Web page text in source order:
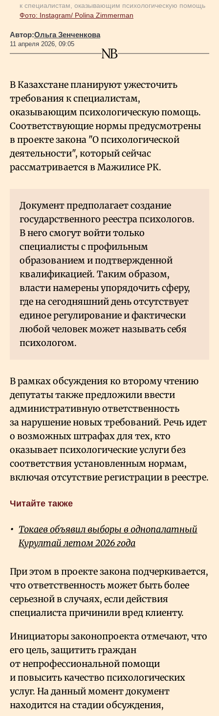
к специалистам, оказывающим психологическую помощь
Фото: Instagram/ Polina Zimmerman
Автор:Ольга Зенченкова
11 апреля 2026, 09:05
В Казахстане планируют ужесточить
требования к специалистам,
оказывающим психологическую помощь.
Соответствующие нормы предусмотрены
в проекте закона "О психологической
деятельности", который сейчас
рассматривается в Мажилисе РК.
Документ предполагает создание
государственного реестра психологов.
В него смогут войти только
специалисты с профильным
образованием и подтвержденной
квалификацией. Таким образом,
власти намерены упорядочить сферу,
где на сегодняшний день отсутствует
единое регулирование и фактически
любой человек может называть себя
психологом.
В рамках обсуждения ко второму чтению
депутаты также предложили ввести
административную ответственность
за нарушение новых требований. Речь идет
о возможных штрафах для тех, кто
оказывает психологические услуги без
соответствия установленным нормам,
включая отсутствие регистрации в реестре.
Читайте также
Токаев объявил выборы в однопалатный
Курултай летом 2026 года
При этом в проекте закона подчеркивается,
что ответственность может быть более
серьезной в случаях, если действия
специалиста причинили вред клиенту.
Инициаторы законопроекта отмечают, что
его цель, защитить граждан
от непрофессиональной помощи
и повысить качество психологических
услуг. На данный момент документ
находится на стадии обсуждения,